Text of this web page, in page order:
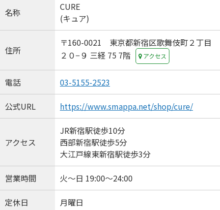
名称
CURE
(キュア)
住所
〒160-0021 東京都新宿区歌舞伎町２丁目
２０−９ 三経 75 7階
アクセス
電話 03-5155-2523
公式URL https://www.smappa.net/shop/cure/
アクセス
JR新宿駅徒歩10分
西部新宿駅徒歩5分
大江戸線東新宿駅徒歩3分
営業時間 火〜日 19:00〜24:00
定休日 月曜日